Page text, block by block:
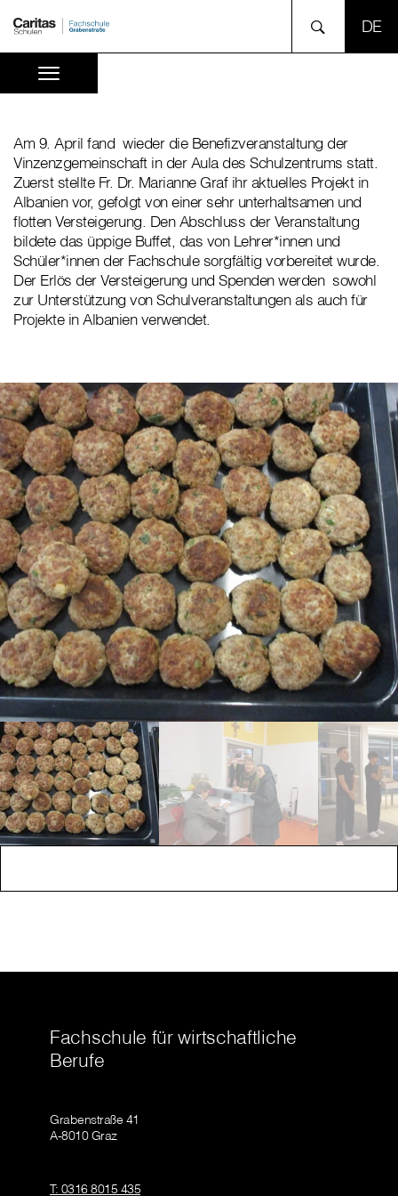
Am 9. April fand wieder die Benefizveranstaltung der
Vinzenzgemeinschaft in der Aula des Schulzentrums statt.
Zuerst stellte Fr. Dr. Marianne Graf ihr aktuelles Projekt in
Albanien vor, gefolgt von einer sehr unterhaltsamen und
flotten Versteigerung. Den Abschluss der Veranstaltung
bildete das üppige Buffet, das von Lehrer*innen und
Schüler*innen der Fachschule sorgfältig vorbereitet wurde.
Der Erlös der Versteigerung und Spenden werden sowohl
zur Unterstützung von Schulveranstaltungen als auch für
Projekte in Albanien verwendet.
Fachschule für wirtschaftliche
Berufe
Grabenstraße 41
A-8010 Graz
T: 0316 8015 435